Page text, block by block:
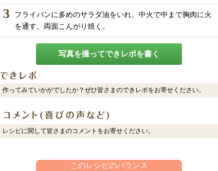
3
フライパンに多めのサラダ油をいれ、中火で中まで胸肉に火
を通す。両面こんがり焼く。
写真を撮ってできレポを書く
作ってみていかがでしたか？ぜひ皆さまのできレポをお寄せください。
レシピに関して皆さまのコメントをお寄せください。
このレシピのバランス